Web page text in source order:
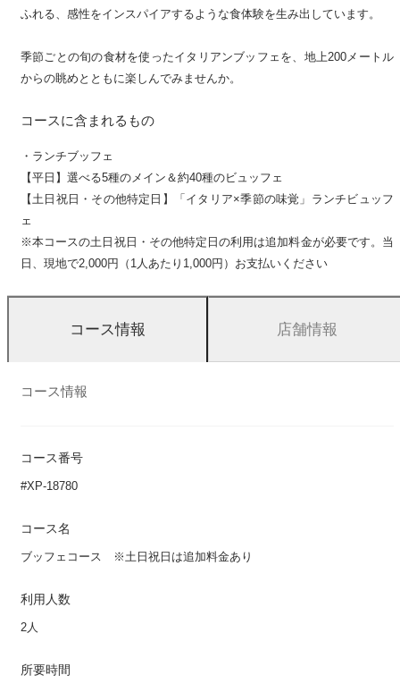
ふれる、感性をインスパイアするような食体験を生み出しています。
季節ごとの旬の食材を使ったイタリアンブッフェを、地上200メートル
からの眺めとともに楽しんでみませんか。
コースに含まれるもの
・ランチブッフェ
【平日】選べる5種のメイン＆約40種のビュッフェ
【土日祝日・その他特定日】「イタリア×季節の味覚」ランチビュッフ
ェ
※本コースの土日祝日・その他特定日の利用は追加料金が必要です。当
日、現地で2,000円（1人あたり1,000円）お支払いください
コース情報 店舗情報
コース情報
コース番号
#XP-18780
コース名
ブッフェコース ※土日祝日は追加料金あり
利用人数
2人
所要時間